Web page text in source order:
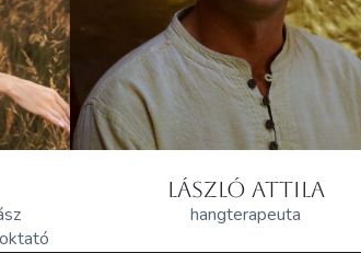
LÁSZLÓ ATTILA
hangterapeuta